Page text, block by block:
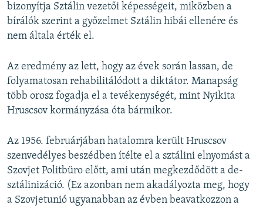
bizonyítja Sztálin vezetői képességeit, miközben a
bírálók szerint a győzelmet Sztálin hibái ellenére és
nem általa érték el.
Az eredmény az lett, hogy az évek során lassan, de
folyamatosan rehabilitálódott a diktátor. Manapság
több orosz fogadja el a tevékenységét, mint Nyikita
Hruscsov kormányzása óta bármikor.
Az 1956. februárjában hatalomra került Hruscsov
szenvedélyes beszédben ítélte el a sztálini elnyomást a
Szovjet Politbüro előtt, ami után megkezdődött a de-
sztálinizáció. (Ez azonban nem akadályozta meg, hogy
a Szovjetunió ugyanabban az évben beavatkozzon a